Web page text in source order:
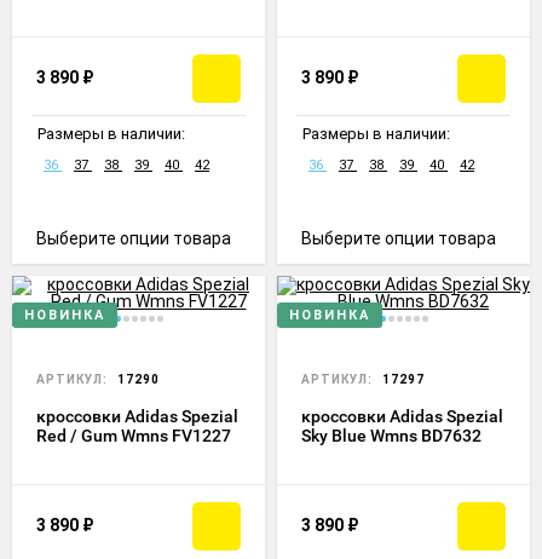
3 890 ₽
Размеры в наличии:
36 37 38 39 40 42
Выберите опции товара
3 890 ₽
Размеры в наличии:
36 37 38 39 40 42
Выберите опции товара
НОВИНКА
АРТИКУЛ: 17290
кроссовки Adidas Spezial
Red / Gum Wmns FV1227
3 890 ₽
НОВИНКА
АРТИКУЛ: 17297
кроссовки Adidas Spezial
Sky Blue Wmns BD7632
3 890 ₽